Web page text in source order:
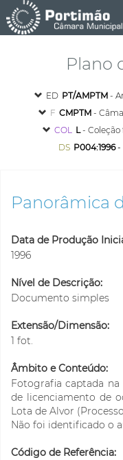
Plano
ED PT/AMPTM -
F CMPTM -
COL L- Coleção
DS P004:1996-
Panorâmica
Data de Produção
1996
Nível de Descrição:
Documento simples
Extensão/Dimensão:
1 fot.
Âmbito e Conteúdo:
Fotografia captada
de licenciamento de
Lota de Alvor
Não foi identificado o
Código de Referência: